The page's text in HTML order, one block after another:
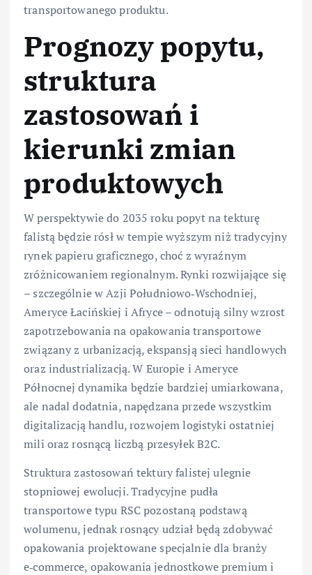
transportowanego produktu.
Prognozy popytu,
struktura
zastosowań i
kierunki zmian
produktowych
W perspektywie do 2035 roku popyt na tekturę
falistą będzie rósł w tempie wyższym niż tradycyjny
rynek papieru graficznego, choć z wyraźnym
zróżnicowaniem regionalnym. Rynki rozwijające się
– szczególnie w Azji Południowo‑Wschodniej,
Ameryce Łacińskiej i Afryce – odnotują silny wzrost
zapotrzebowania na opakowania transportowe
związany z urbanizacją, ekspansją sieci handlowych
oraz industrializacją. W Europie i Ameryce
Północnej dynamika będzie bardziej umiarkowana,
ale nadal dodatnia, napędzana przede wszystkim
digitalizacją handlu, rozwojem logistyki ostatniej
mili oraz rosnącą liczbą przesyłek B2C.
Struktura zastosowań tektury falistej ulegnie
stopniowej ewolucji. Tradycyjne pudła
transportowe typu RSC pozostaną podstawą
wolumenu, jednak rosnący udział będą zdobywać
opakowania projektowane specjalnie dla branży
e‑commerce, opakowania jednostkowe premium i